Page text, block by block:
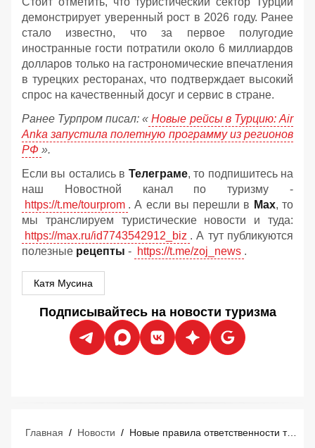
демонстрирует уверенный рост в 2026 году. Ранее
стало известно, что за первое полугодие
иностранные гости потратили около 6 миллиардов
долларов только на гастрономические впечатления
в турецких ресторанах, что подтверждает высокий
спрос на качественный досуг и сервис в стране.
Ранее Турпром писал: « Новые рейсы в Турцию: Air
Anka запустила полетную программу из регионов
РФ ».
Если вы остались в Телеграме, то подпишитесь на
наш Новостной канал по туризму -
https://t.me/tourprom . А если вы перешли в Мах, то
мы транслируем туристические новости и туда:
https://max.ru/id7743542912_biz . А тут публикуются
полезные рецепты - https://t.me/zoj_news .
Катя Мусина
Подписывайтесь на новости туризма
Главная / Новости / Новые правила ответственности туроператоров и турагентов: что изменится